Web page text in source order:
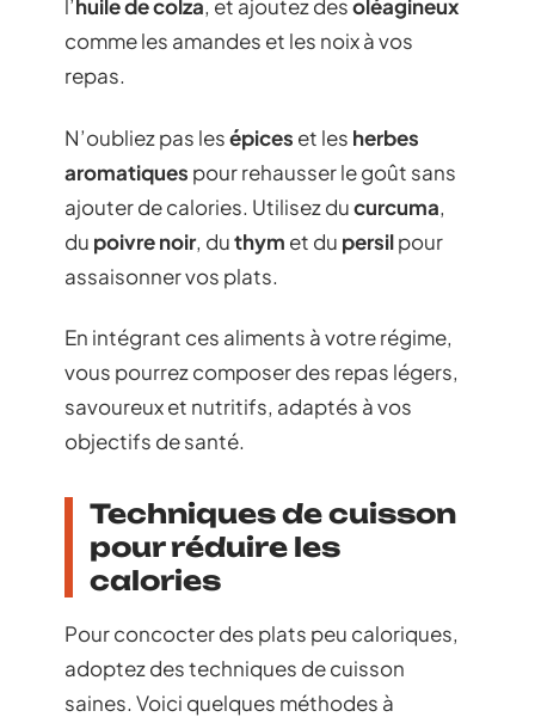
l’huile de colza, et ajoutez desoléagineux
comme les amandes et les noix à vos
repas.
N’oubliez pas lesépices et les herbes
aromatiques pour rehausser le goût sans
ajouter de calories. Utilisez ducurcuma,
du poivre noir, duthym et du persilpour
assaisonner vos plats.
En intégrant ces aliments à votre régime,
vous pourrez composer des repas légers,
savoureux et nutritifs, adaptés à vos
objectifs de santé.
Techniques de cuisson
pour réduire les
calories
Pour concocter des plats peu caloriques,
adoptez des techniques de cuisson
saines. Voici quelques méthodes à